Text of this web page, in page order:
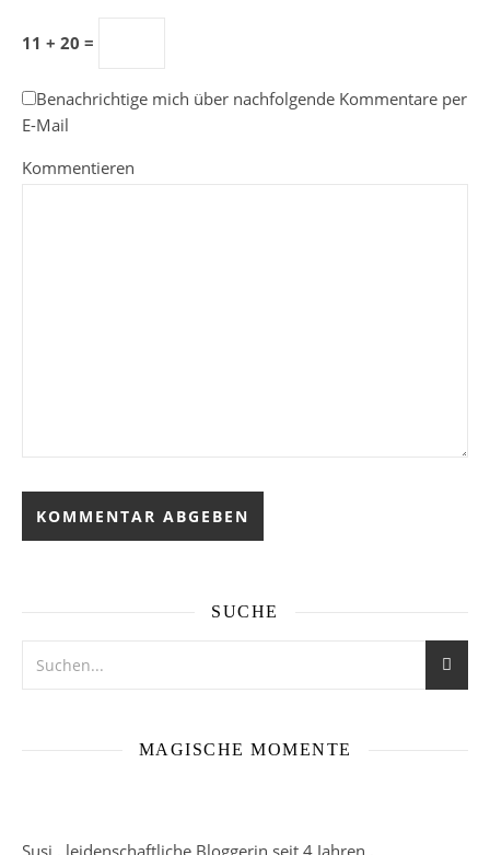
11 + 20 =
Benachrichtige mich über nachfolgende Kommentare per
E-Mail
Kommentieren
SUCHE
MAGISCHE MOMENTE
Susi , leidenschaftliche Bloggerin seit 4 Jahren ,